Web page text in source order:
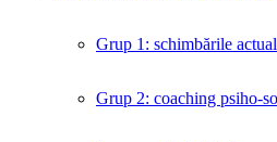
Grup 1: schimbările
Grup 2: coaching psiho-